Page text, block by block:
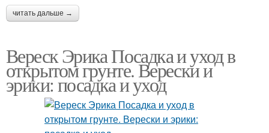
читать дальше →
Вереск Эрика Посадка и уход в
открытом грунте. Верески и
эрики: посадка и уход